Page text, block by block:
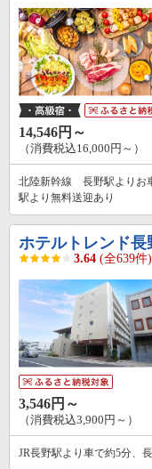
14,546円～
（消費税込16,000円～）
北陸新幹線 長野駅よりお
駅より無料送迎あり
ホテルトレンド長
3.64 (全639件)
3,546円～
（消費税込3,900円～）
JR長野駅より車で約5分、